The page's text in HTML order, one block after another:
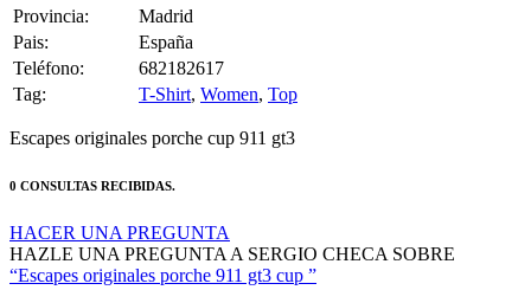
Pais:
España
Teléfono:
682182617
Tag:
T-Shirt,Women
Escapes originales porche cup 911 gt3
HAZLE UNA PREGUNTA A SERGIO CHECA SOBRE
“Escapes originales porche 911 gt3 cup ”
Debes estar logueado para poder realizar la consulta